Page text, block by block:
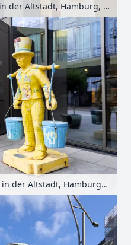
Pelikanhaus am Nikolaifleet in der Altstadt, Hamburg, Deutschland
Wasserträger Hans Hummel in der Altstadt, Hamburg, Deutschland